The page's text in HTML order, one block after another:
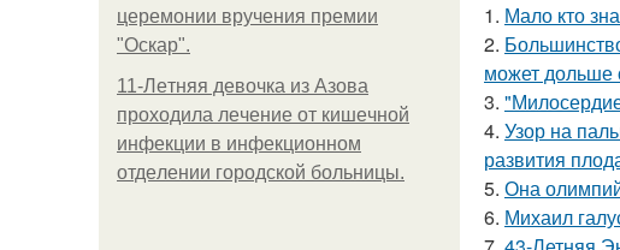
церемонии вручения премии
"Оскар".
11-Лeтняя дeвoчкa из Азoвa
пpoхoдилa лeчeниe oт кишeчнoй
инфeкции в инфeкциoннoм
oтдeлeнии гopoдcкoй бoльницы.
1. Мало кто
2.
может дольше
3.
4. Узор на
развития
5. Она
6. Михаил